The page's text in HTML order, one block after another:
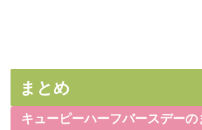
まとめ
キューピーハーフバースデーの